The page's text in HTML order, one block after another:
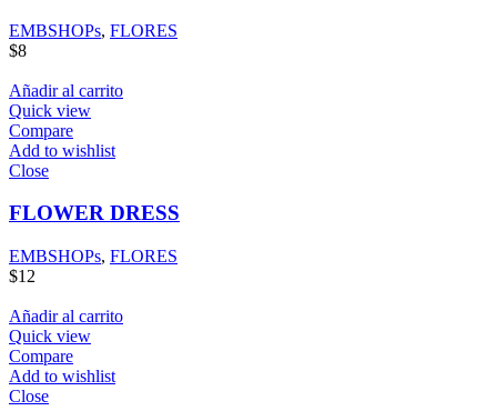
EMBSHOPs, FLORES
$8
Añadir al carrito
Quick view
Compare
Add to wishlist
Close
FLOWER DRESS
EMBSHOPs, FLORES
$12
Añadir al carrito
Quick view
Compare
Add to wishlist
Close